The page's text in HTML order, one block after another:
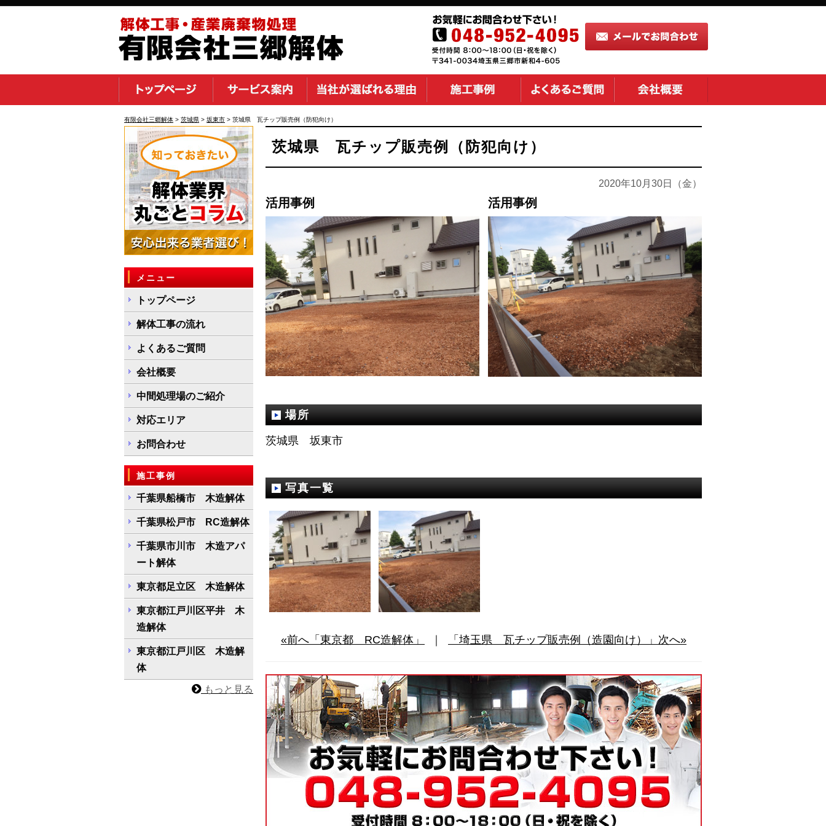
有限会社三郷解体 > 茨城県 > 坂東市 > 茨城県 瓦チップ販売例（防犯向け）
茨城県 瓦チップ販売例（防犯向け）
2020年10月30日（金）
活用事例 活用事例
場所
茨城県 坂東市
写真一覧
«前へ「東京都 RC造解体」 ｜ 「埼玉県 瓦チップ販売例（造園向け）」次へ»
メニュー
トップページ
解体工事の流れ
よくあるご質問
会社概要
中間処理場のご紹介
対応エリア
お問合わせ
施工事例
千葉県船橋市 木造解体
千葉県松戸市 RC造解体
千葉県市川市 木造アパ
ート解体
東京都足立区 木造解体
東京都江戸川区平井 木
造解体
東京都江戸川区 木造解
体
もっと見る